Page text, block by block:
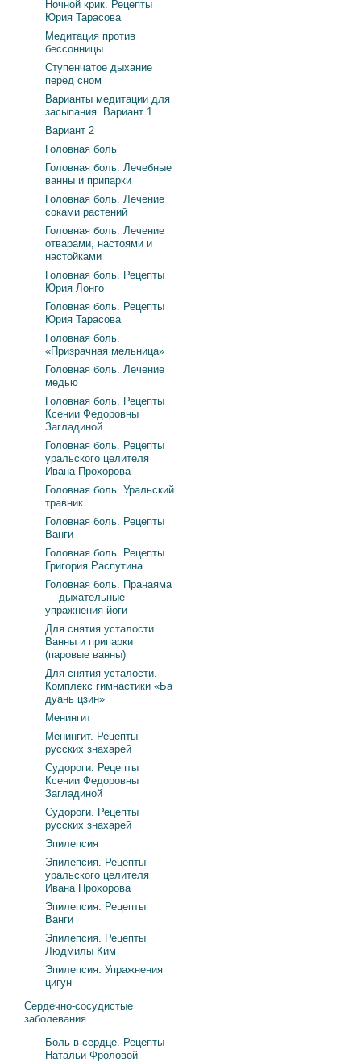
Ночной крик. Рецепты
Юрия Тарасова
Медитация против
бессонницы
Ступенчатое дыхание
перед сном
Варианты медитации для
засыпания. Вариант 1
Вариант 2
Головная боль
Головная боль. Лечебные
ванны и припарки
Головная боль. Лечение
соками растений
Головная боль. Лечение
отварами, настоями и
настойками
Головная боль. Рецепты
Юрия Лонго
Головная боль. Рецепты
Юрия Тарасова
Головная боль.
«Призрачная мельница»
Головная боль. Лечение
медью
Головная боль. Рецепты
Ксении Федоровны
Загладиной
Головная боль. Рецепты
уральского целителя
Ивана Прохорова
Головная боль. Уральский
травник
Головная боль. Рецепты
Ванги
Головная боль. Рецепты
Григория Распутина
Головная боль. Пранаяма
— дыхательные
упражнения йоги
Для снятия усталости.
Ванны и припарки
(паровые ванны)
Для снятия усталости.
Комплекс гимнастики «Ба
дуань цзин»
Менингит
Менингит. Рецепты
русских знахарей
Судороги. Рецепты
Ксении Федоровны
Загладиной
Судороги. Рецепты
русских знахарей
Эпилепсия
Эпилепсия. Рецепты
уральского целителя
Ивана Прохорова
Эпилепсия. Рецепты
Ванги
Эпилепсия. Рецепты
Людмилы Ким
Эпилепсия. Упражнения
цигун
Сердечно-сосудистые
заболевания
Боль в сердце. Рецепты
Натальи Фроловой